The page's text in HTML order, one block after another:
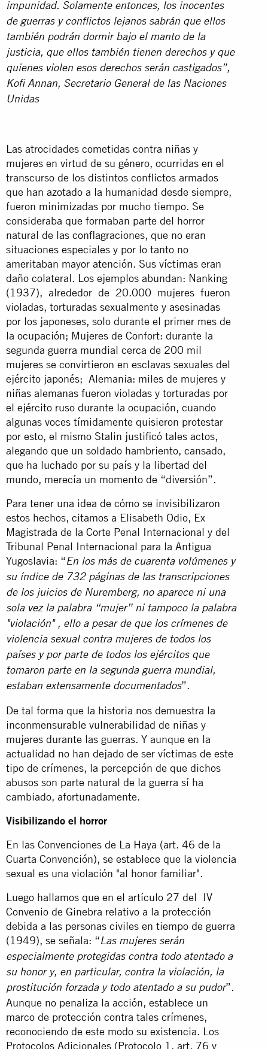
impunidad. Solamente entonces, los inocentes
de guerras y conflictos lejanos sabrán que ellos
también podrán dormir bajo el manto de la
justicia, que ellos también tienen derechos y que
quienes violen esos derechos serán castigados”,
Kofi Annan, Secretario General de las Naciones
Unidas
Las atrocidades cometidas contra niñas y
mujeres en virtud de su género, ocurridas en el
transcurso de los distintos conflictos armados
que han azotado a la humanidad desde siempre,
fueron minimizadas por mucho tiempo. Se
consideraba que formaban parte del horror
natural de las conflagraciones, que no eran
situaciones especiales y por lo tanto no
ameritaban mayor atención. Sus víctimas eran
daño colateral. Los ejemplos abundan: Nanking
(1937), alrededor de 20.000 mujeres fueron
violadas, torturadas sexualmente y asesinadas
por los japoneses, solo durante el primer mes de
la ocupación; Mujeres de Confort: durante la
segunda guerra mundial cerca de 200 mil
mujeres se convirtieron en esclavas sexuales del
ejército japonés; Alemania: miles de mujeres y
niñas alemanas fueron violadas y torturadas por
el ejército ruso durante la ocupación, cuando
algunas voces tímidamente quisieron protestar
por esto, el mismo Stalin justificó tales actos,
alegando que un soldado hambriento, cansado,
que ha luchado por su país y la libertad del
mundo, merecía un momento de “diversión”.
Para tener una idea de cómo se invisibilizaron
estos hechos, citamos a Elisabeth Odio, Ex
Magistrada de la Corte Penal Internacional y del
Tribunal Penal Internacional para la Antigua
Yugoslavia: “En los más de cuarenta volúmenes y
su índice de 732 páginas de las transcripciones
de los juicios de Nuremberg, no aparece ni una
sola vez la palabra “mujer” ni tampoco la palabra
"violación" , ello a pesar de que los crímenes de
violencia sexual contra mujeres de todos los
países y por parte de todos los ejércitos que
tomaron parte en la segunda guerra mundial,
estaban extensamente documentados”.
De tal forma que la historia nos demuestra la
inconmensurable vulnerabilidad de niñas y
mujeres durante las guerras. Y aunque en la
actualidad no han dejado de ser víctimas de este
tipo de crímenes, la percepción de que dichos
abusos son parte natural de la guerra sí ha
cambiado, afortunadamente.
Visibilizando el horror
En las Convenciones de La Haya (art. 46 de la
Cuarta Convención), se establece que la violencia
sexual es una violación "al honor familiar".
Luego hallamos que en el artículo 27 del IV
Convenio de Ginebra relativo a la protección
debida a las personas civiles en tiempo de guerra
(1949), se señala: “Las mujeres serán
especialmente protegidas contra todo atentado a
su honor y, en particular, contra la violación, la
prostitución forzada y todo atentado a su pudor”.
Aunque no penaliza la acción, establece un
marco de protección contra tales crímenes,
reconociendo de este modo su existencia. Los
Protocolos Adicionales (Protocolo 1, art. 76 y